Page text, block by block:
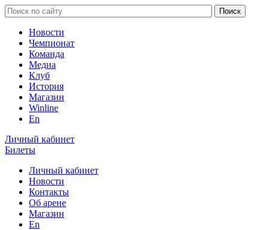
Новости
Чемпионат
Команда
Медиа
Клуб
История
Магазин
Winline
En
Личный кабинет
Билеты
Личный кабинет
Новости
Контакты
Об арене
Магазин
En